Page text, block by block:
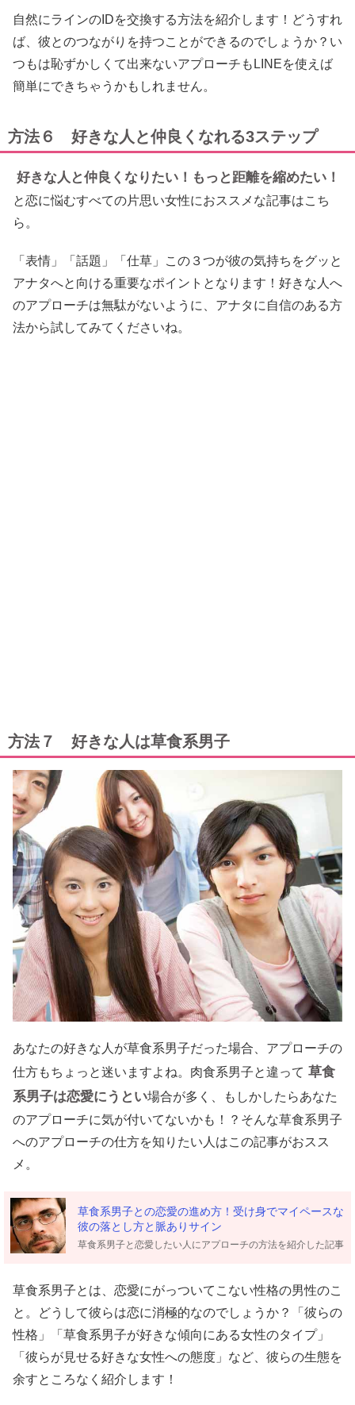
自然にラインのIDを交換する方法を紹介します！どうすれ
ば、彼とのつながりを持つことができるのでしょうか？い
つもは恥ずかしくて出来ないアプローチもLINEを使えば
簡単にできちゃうかもしれません。
方法６ 好きな人と仲良くなれる3ステップ
好きな人と仲良くなりたい！もっと距離を縮めたい！
と恋に悩むすべての片思い女性におススメな記事はこち
ら。
「表情」「話題」「仕草」この３つが彼の気持ちをグッと
アナタへと向ける重要なポイントとなります！好きな人へ
のアプローチは無駄がないように、アナタに自信のある方
法から試してみてくださいね。
方法７ 好きな人は草食系男子
あなたの好きな人が草食系男子だった場合、アプローチの
仕方もちょっと迷いますよね。肉食系男子と違って 草食
系男子は恋愛にうとい場合が多く、もしかしたらあなた
のアプローチに気が付いてないかも！？そんな草食系男子
へのアプローチの仕方を知りたい人はこの記事がおスス
メ。
草食系男子との恋愛の進め方！受け身でマイペースな
彼の落とし方と脈ありサイン
草食系男子と恋愛したい人にアプローチの方法を紹介した記事
草食系男子とは、恋愛にがっついてこない性格の男性のこ
と。どうして彼らは恋に消極的なのでしょうか？「彼らの
性格」「草食系男子が好きな傾向にある女性のタイプ」
「彼らが見せる好きな女性への態度」など、彼らの生態を
余すところなく紹介します！